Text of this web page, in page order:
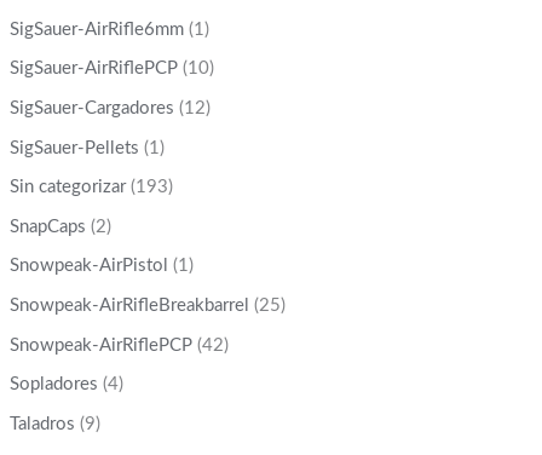
SigSauer-AirRifle6mm (1)
SigSauer-AirRiflePCP (10)
SigSauer-Cargadores (12)
SigSauer-Pellets (1)
Sin categorizar (193)
SnapCaps (2)
Snowpeak-AirPistol (1)
Snowpeak-AirRifleBreakbarrel (25)
Snowpeak-AirRiflePCP (42)
Sopladores (4)
Taladros (9)